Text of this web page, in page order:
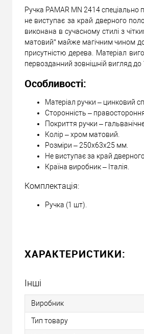
«Новою Поштою» по Україні
Самовивіз
Мінімальна сума замовлення
Доставка накладеним
Ручка PAMAR MN 2414 спеціально
не виступає за край дверного
виконана в сучасному стилі з
матовий” майже магічним чином
присутністю дерева. Матеріал
первозданний зовнішній вигляд до
Особливості:
Матеріал ручки – цинковий
Сторонність –
Покриття ручки –
Колір – хром матовий.
Розміри – 250х63х25 мм.
Не виступає за край
Країна виробник – Італія.
Комплектація:
Ручка (1 шт).
ХАРАКТЕРИСТИКИ:
Інші
Виробник
Тип товару